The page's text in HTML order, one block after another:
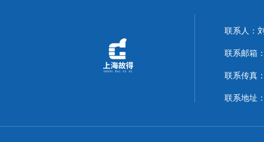
联系人：
联系邮箱
联系传真
联系地址